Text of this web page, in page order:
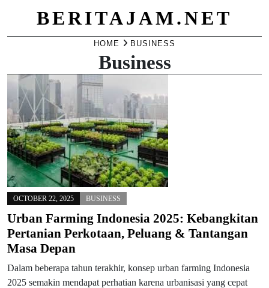
BERITAJAM.NET
HOME BUSINESS
Business
OCTOBER 22, 2025 BUSINESS
Urban Farming Indonesia 2025: Kebangkitan
Pertanian Perkotaan, Peluang & Tantangan
Masa Depan
Dalam beberapa tahun terakhir, konsep urban farming Indonesia
2025 semakin mendapat perhatian karena urbanisasi yang cepat